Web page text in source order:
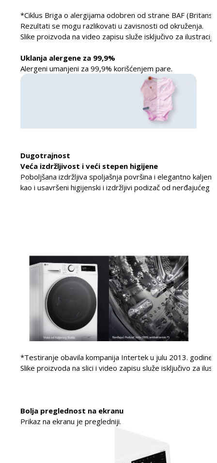
*Ciklus Briga o alergijama odobren od strane BAF
Rezultati se mogu razlikovati u zavisnosti od okruženja.
Slike proizvoda na video zapisu služe isključivo za
Uklanja alergene za 99,9%
Alergeni umanjeni za 99,9% korišćenjem pare.
Dugotrajnost
Veća izdržljivost i veći stepen higijene
Poboljšana izdržljiva spoljašnja površina i elegantno
kao i usavršeni higijenski i izdržljivi podizač od nerđajućeg
*Testiranje obavila kompanija Intertek u julu 2013.
Slike proizvoda na slici i video zapisu služe isključivo za
Bolja preglednost na ekranu
Prikaz na ekranu je pregledniji.